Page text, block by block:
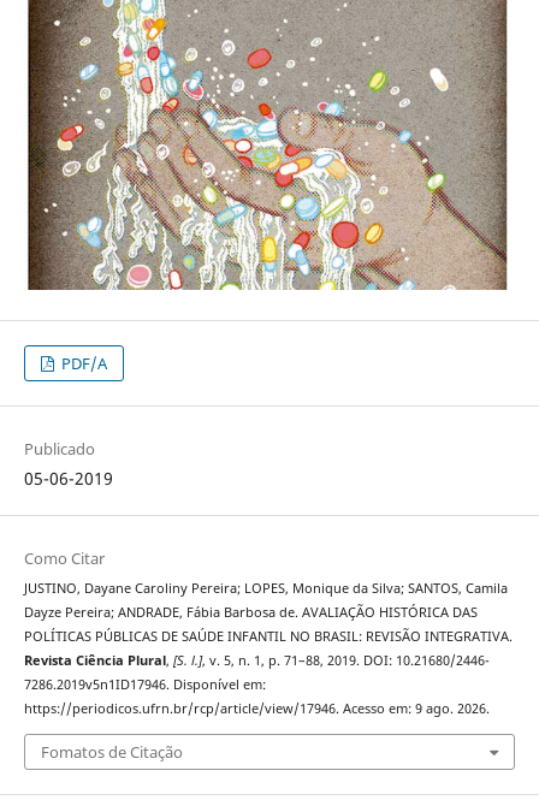
PDF/A
Publicado
05-06-2019
Como Citar
JUSTINO, Dayane Caroliny Pereira; LOPES, Monique da Silva; SANTOS, Camila
Dayze Pereira; ANDRADE, Fábia Barbosa de. AVALIAÇÃO HISTÓRICA DAS
POLÍTICAS PÚBLICAS DE SAÚDE INFANTIL NO BRASIL: REVISÃO INTEGRATIVA.
Revista Ciência Plural, [S. l.], v. 5, n. 1, p. 71–88, 2019. DOI: 10.21680/2446-
7286.2019v5n1ID17946. Disponível em:
https://periodicos.ufrn.br/rcp/article/view/17946. Acesso em: 9 ago. 2026.
Fomatos de Citação